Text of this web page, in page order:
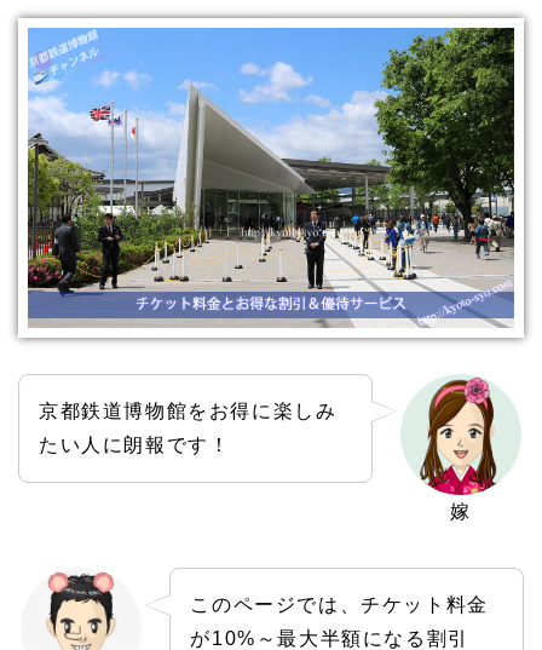
嫁
京都鉄道博物館をお得に楽しみ
たい人に朗報です！
このページでは、チケット料金
が10%～最大半額になる割引